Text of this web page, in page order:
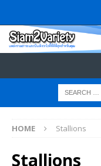
HOME Stallions
Stallions